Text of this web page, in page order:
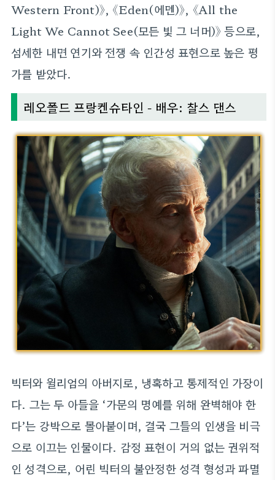
Western Front)》, 《Eden(에덴)》, 《All the
Light We Cannot See(모든 빛 그 너머)》 등으로,
섬세한 내면 연기와 전쟁 속 인간성 표현으로 높은 평
가를 받았다.
레오폴드 프랑켄슈타인 - 배우: 찰스 댄스
빅터와 윌리엄의 아버지로, 냉혹하고 통제적인 가장이
다. 그는 두 아들을 ‘가문의 명예를 위해 완벽해야 한
다’는 강박으로 몰아붙이며, 결국 그들의 인생을 비극
으로 이끄는 인물이다. 감정 표현이 거의 없는 권위적
인 성격으로, 어린 빅터의 불안정한 성격 형성과 파멸